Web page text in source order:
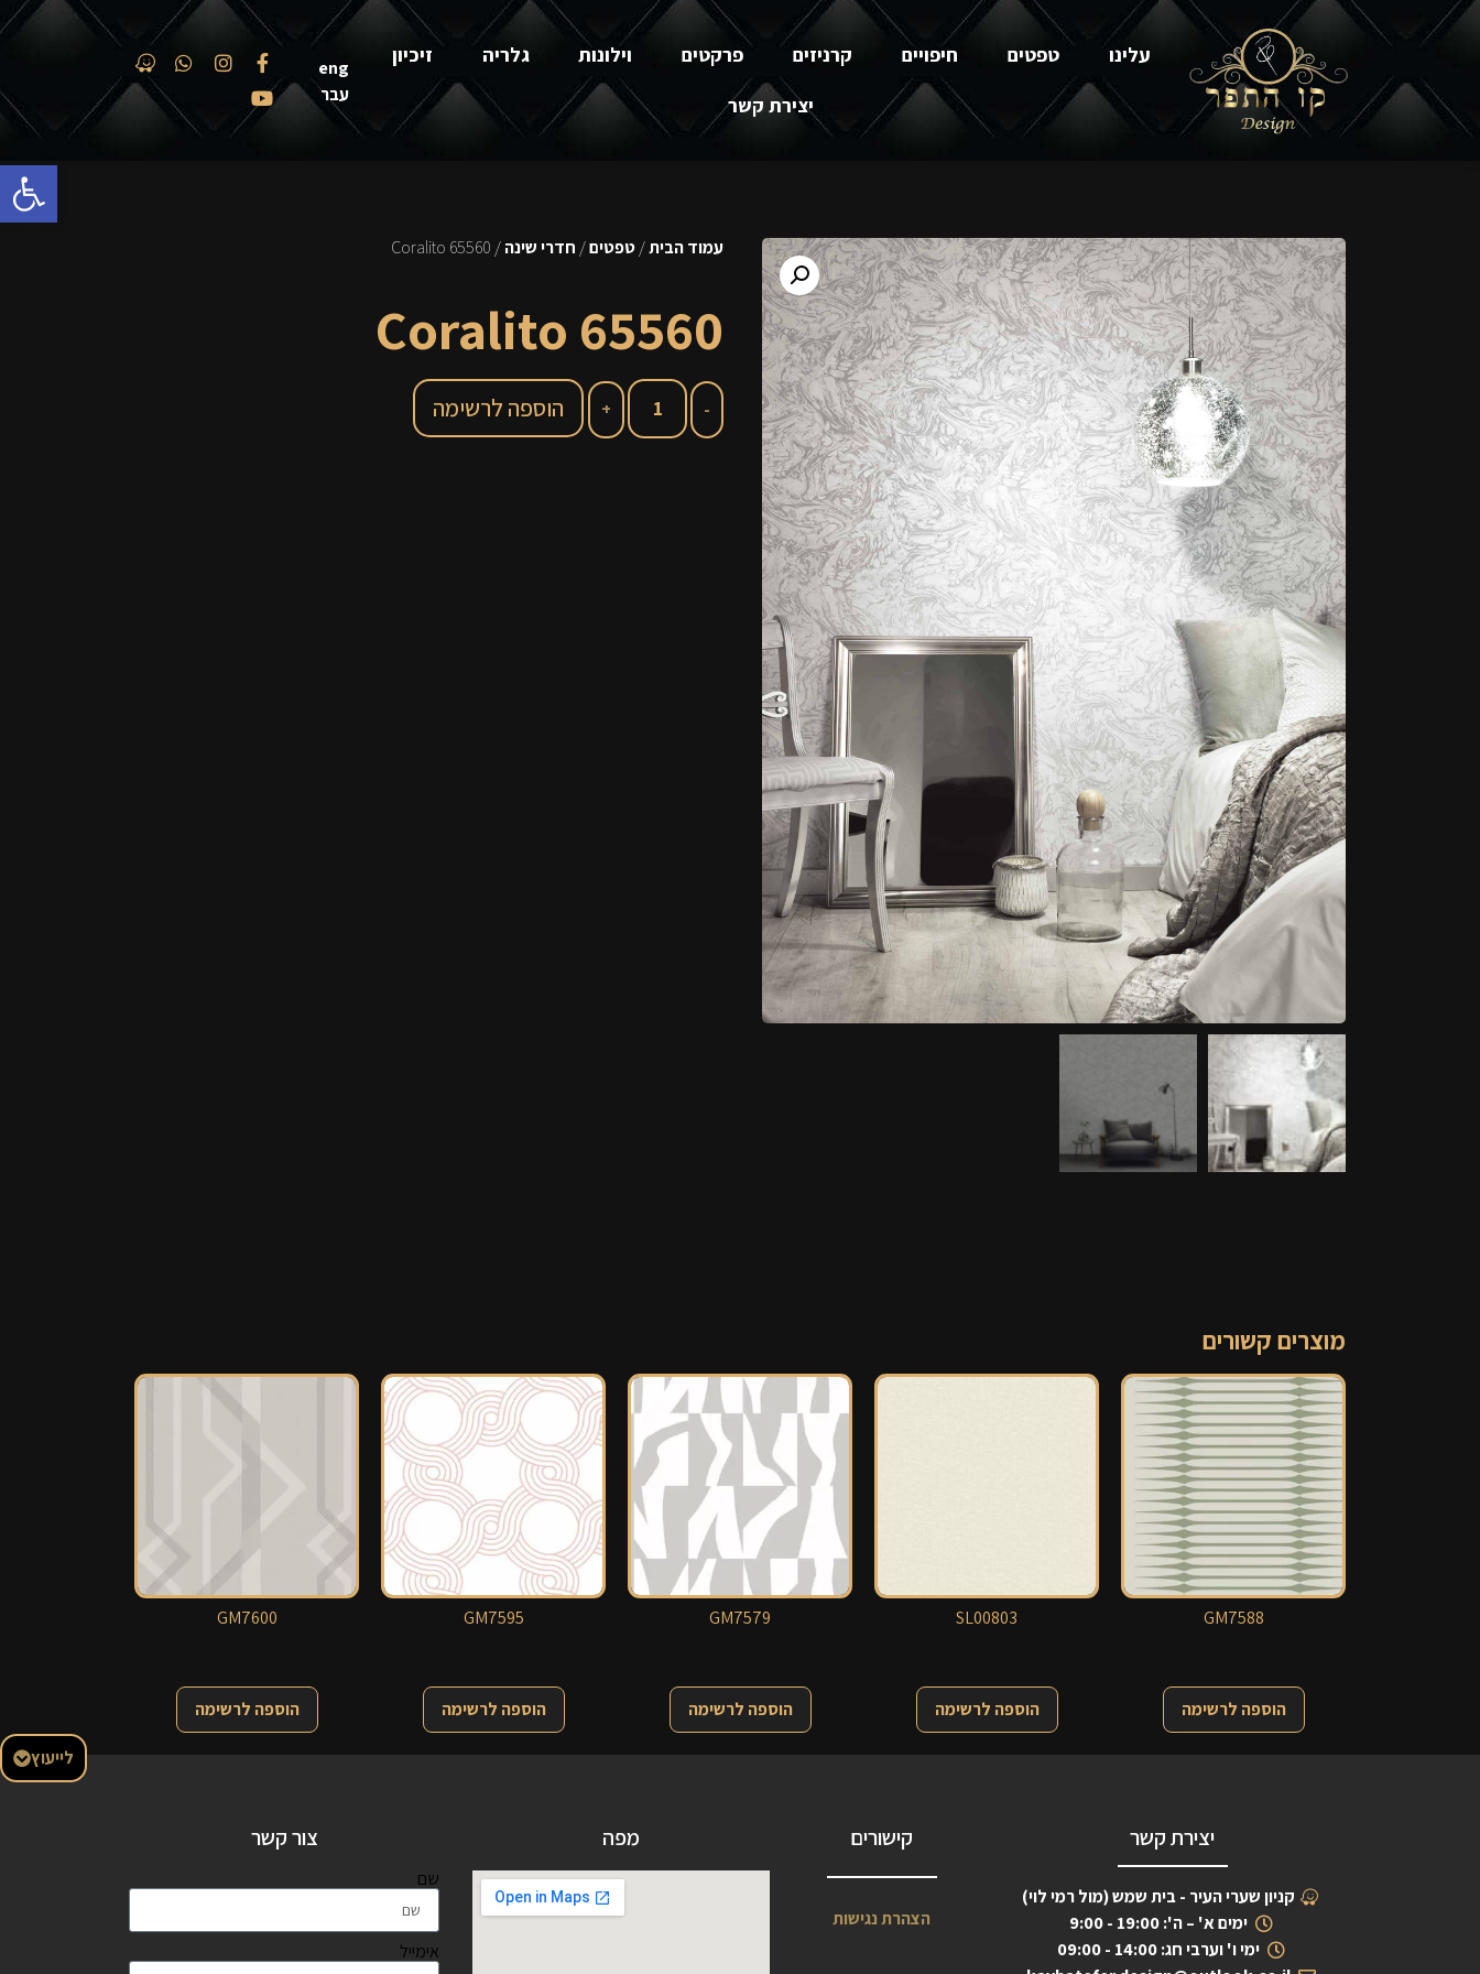
פתח
עלינו טפטים חיפויים קרניזים פרקטים וילונות גלריה
זיכיון
יצירת קשר
לייעוץ
eng
עבר
עמוד הבית/טפטים/ חדרי שינה/ 65560 Coralito
65560 Coralito
הוספה לרשימה
מוצרים קשורים
GM7588
הוספה לרשימה
SL00803
הוספה לרשימה
GM7579
הוספה לרשימה
GM7595
הוספה לרשימה
GM7600
הוספה לרשימה
יצירת קשר
קניון שערי העיר - בית שמש (מול רמי לוי)
ימים א' – ה': 19:00 - 9:00
ימי ו' וערבי חג: 14:00 - 09:00
קישורים
הצהרת נגישות
מפה צור קשר
שם
אימייל